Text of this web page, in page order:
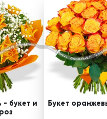
- букет и
Букет